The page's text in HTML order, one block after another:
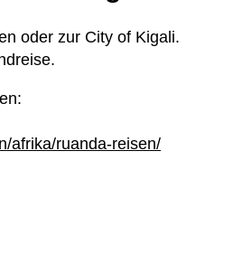
oder zur City of Kigali.
afrika/ruanda-reisen/